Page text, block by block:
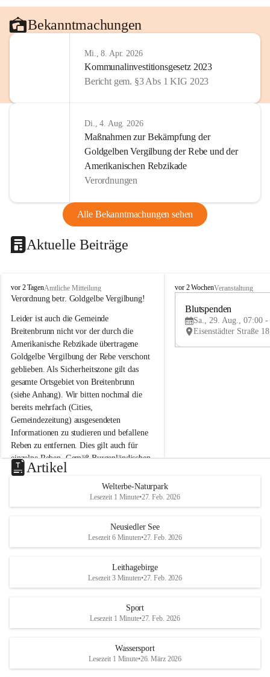
Bekanntmachungen
Mi., 8. Apr. 2026
Kommunalinvestitionsgesetz 2023
Bericht gem. §3 Abs 1 KIG 2023
Di., 4. Aug. 2026
Maßnahmen zur Bekämpfung der
Goldgelben Vergilbung der Rebe und der
Amerikanischen Rebzikade
Verordnungen
Alle Bekanntmachungen sehen
Aktuelle Beiträge
B
r
i
t
e
n
b
r
u
n
n
a
m
N
e
u
s
d
S
vor 2 TagenAmtliche Mitteilung
Verordnung betr. Goldgelbe Vergilbung!
Leider ist auch die Gemeinde
Breitenbrunn nicht vor der durch die
Amerikanische Rebzikade übertragene
Goldgelbe Vergilbung der Rebe verschont
geblieben. Als Sicherheitszone gilt das
gesamte Ortsgebiet von Breitenbrunn
(siehe Anhang). Wir bitten nochmal die
bereits mehrfach (Cities,
Gemeindezeitung) ausgesendeten
Informationen zu studieren und befallene
Reben zu entfernen. Dies gilt auch für
einzelne Reben. Gemäß Burgenländischen
Weinbaugesetz sind nicht gepflegte oder
unzulässige Weingärten zu roden! Bitte
helfen wir zusammen um unsere Winzer
vor den prognostizierten Ernteausfällen
und den daraus folgenden wirtschaftlichen
Maßnahmen zur Bekämpfung
Rebe und der Amerikanischen
Anhang VBl. EU Nr. 18
1 Seite•1,4 MB
B
e
u
e
d
r
S
vor 2 WochenVeranstaltung
Blutspenden
Sa., 29. Aug., 07:00 -
Artikel
Welterbe-Naturpark
Lesezeit 1 Minute•27. Feb. 2026
Neusiedler See
Lesezeit 6 Minuten•27. Feb. 2026
Leithagebirge
Lesezeit 3 Minuten•27. Feb. 2026
Sport
Lesezeit 1 Minute•27. Feb. 2026
Wassersport
Lesezeit 1 Minute•26. März 2026